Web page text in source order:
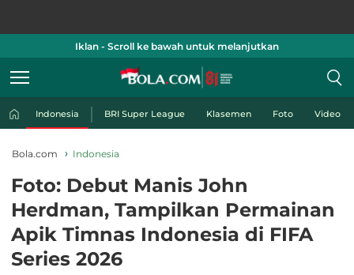
Iklan - Scroll ke bawah untuk melanjutkan
Indonesia BRI Super League Klasemen Foto Video
Bola.com Indonesia
Foto: Debut Manis John
Herdman, Tampilkan Permainan
Apik Timnas Indonesia di FIFA
Series 2026